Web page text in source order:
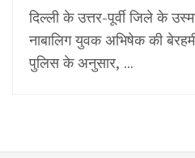
दिल्ली के उत्तर-पूर्वी जिले के
नाबालिग युवक अभिषेक की
पुलिस के अनुसार, ...